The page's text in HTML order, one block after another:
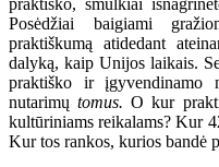
Posėdžiai baigiami
praktiškumą atidedant
dalyką, kaip Unijos laikais.
praktiško ir įgyvendinamo
nutarimųtomus. O kur
kultūriniams reikalams? Kur
Kur tos rankos, kurios bandė